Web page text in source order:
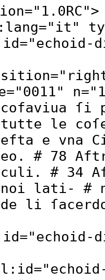
=" 1.0RC">
="it"
="echoid-
="
="0011" n="
ſi
le coſe
e vna
# 78
# 34
noi lati- #
li
="echoid-
="